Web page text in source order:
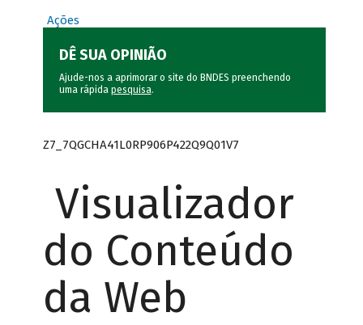
Ações
DÊ SUA OPINIÃO
Ajude-nos a aprimorar o site do BNDES preenchendo
uma rápida pesquisa.
Z7_7QGCHA41L0RP906P422Q9Q01V7
Visualizador
do Conteúdo
da Web